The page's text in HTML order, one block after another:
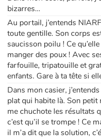
Apprendre les langues
Dyslexie, troubles de la
Nos listes de lecture
Les plus lus
Coups de coeur
bizarres…
Au portail, j’entends
toute gentille. Son corps
saucisson poilu ! Ce
manger des poux ! Avec
farfouille, tripatouille et
enfants. Gare à ta tête si
Dans mon casier,
plat qui habite là. Son petit
me chuchote les résultats
c’est qu’il se trompe ! Ce
il m’a dit que la solution,